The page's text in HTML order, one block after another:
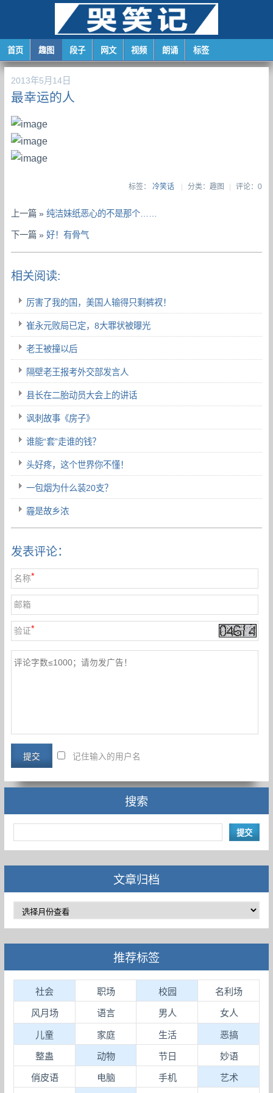
首页 趣图 段子 网文 视频 朗诵 标签
2013年5月14日
最幸运的人
标签： 冷笑话 | 分类：趣图 | 评论：0
上一篇 »纯洁妹纸恶心的不是那个……
下一篇 »好！有骨气
相关阅读:
厉害了我的国，美国人输得只剩裤衩！
崔永元败局已定，8大罪状被曝光
老王被撞以后
隔壁老王报考外交部发言人
县长在二胎动员大会上的讲话
讽刺故事《房子》
谁能“套”走谁的钱？
头好疼，这个世界你不懂！
一包烟为什么装20支？
霾是故乡浓
发表评论：
名称*
邮箱
验证*
记住输入的用户名
搜索
文章归档
推荐标签
社会 职场 校园 名利场
风月场 语言 男人 女人
儿童 家庭 生活 恶搞
整蛊 动物 节日 妙语
俏皮语 电脑 手机 艺术